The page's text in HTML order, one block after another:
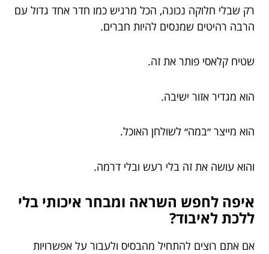
רק שבלי חלוקה נכונה, הכל מרגיש כמו חדר אחד גדול עם
הרבה רהיטים שמנסים להיות חברים.
שטיח קלאסי פותר את זה.
הוא מגדיר אזור ישיבה.
הוא מייצר ״במה״ לשולחן האוכל.
והוא עושה את זה בלי רעש ובלי דרמה.
איפה לחפש השראה ומבחר איכותי בלי
ללכת לאיבוד?
אם אתם רוצים להתחיל מהבסיס ולעבור על אפשרויות